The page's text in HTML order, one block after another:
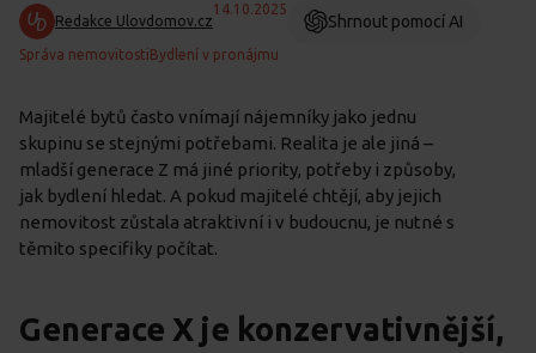
Redakce Ulovdomov.cz
14.10.2025
Shrnout pomocí AI
Správa nemovitostiBydlení v pronájmu
Majitelé bytů často vnímají nájemníky jako jednu
skupinu se stejnými potřebami. Realita je ale jiná –
mladší generace Z má jiné priority, potřeby i způsoby,
jak bydlení hledat. A pokud majitelé chtějí, aby jejich
nemovitost zůstala atraktivní i v budoucnu, je nutné s
těmito specifiky počítat.
Generace X je konzervativnější,